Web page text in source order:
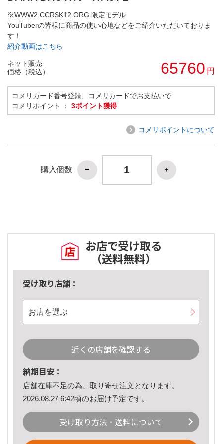
※WWW2.CCRSK12.ORG 限定モデル
YouTuberの皆様に商品の使い心地などをご紹介いただいておりま
す！
紹介動画はこちら
ネット販売
価格（税込）
65760 円
コメリカード番号登録、コメリカードでお支払いで
コメリポイント ： 3ポイント獲得
コメリポイントについて
購入個数
お店で受け取る
（送料無料）
受け取り店舗：
お店を選ぶ
近くの店舗を確認する
納期目安：
店舗在庫不足の為、取り寄せ注文となります。
2026.08.27 6:42頃のお届け予定です。
受け取り方法・送料について